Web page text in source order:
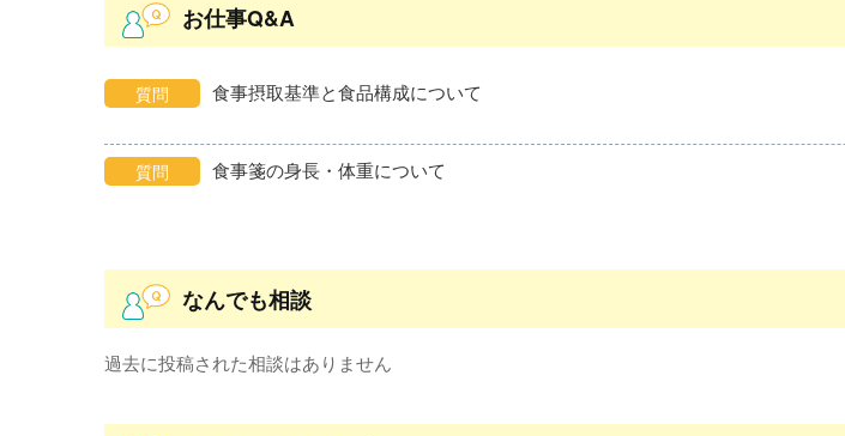
お仕事Q&A
質問 食事摂取基準と食品構成について
質問 食事箋の身長・体重について
なんでも相談
過去に投稿された相談はありません